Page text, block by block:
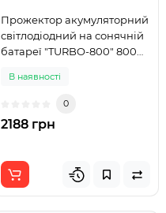
Прожектор акумуляторний
світлодіодний на сонячній
батареї "TURBO-800" 800W
В наявності
0
2188 грн